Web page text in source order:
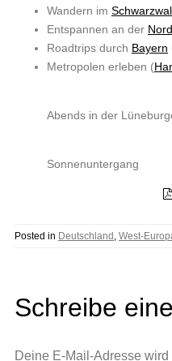
Wandern im
Entspannen an der
Roadtrips durch Bayern
Metropolen erleben (
Abends in der
Sonnenuntergang
Posted in Deutschland , West-
Schreibe
Deine E-Mail-Adresse